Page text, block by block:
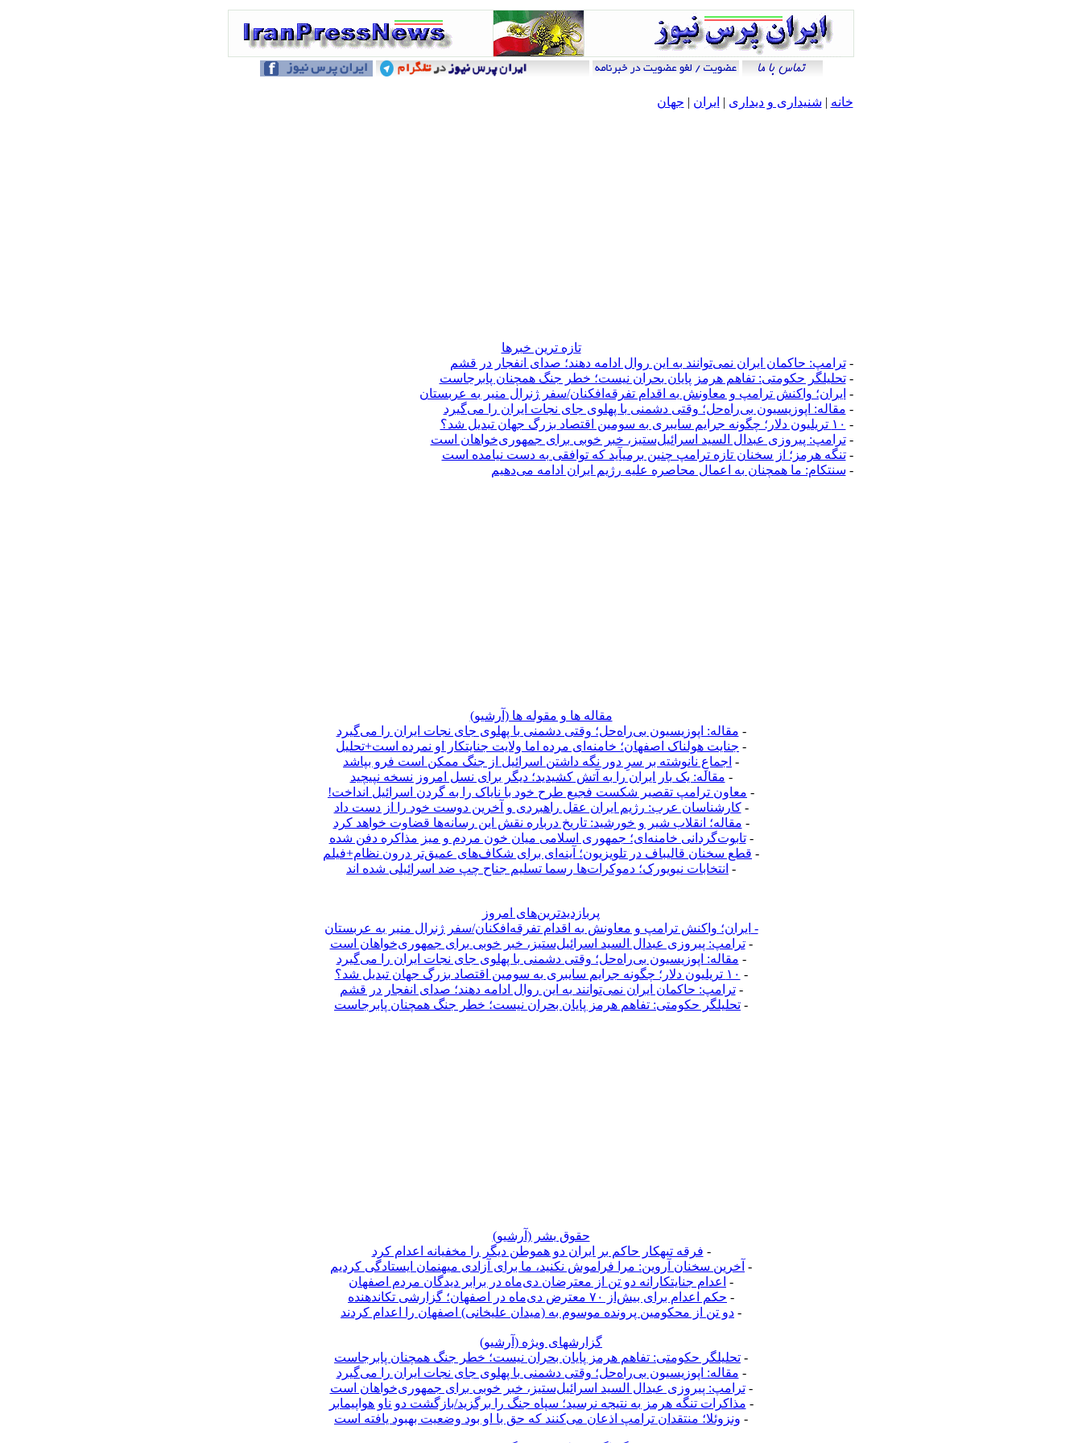
خانه | شنيداری و ديداری | ایران | جهان
تازه ترين خبرها
-ترامپ: حاکمان ایران نمی‌توانند به این روال ادامه دهند؛ صدای انفجار در قشم
-تحلیلگر حکومتی: تفاهم هرمز پایان بحران نیست؛ خطر جنگ همچنان پابرجاست
- ایران؛ واکنش ترامپ و معاونش به اقدام تفرقه‌افکنان/سفر ژنرال منیر به عربستان
- مقاله: اپوزیسیون بی‌راه‌حل؛ وقتی دشمنی با پهلوی جای نجات ایران را می‌گیرد
- ۱۰ تریلیون دلار؛ چگونه جرایم سایبری به سومین اقتصاد بزرگ جهان تبدیل شد؟
-ترامپ: پیروزی عبدال السید اسرائیل‌ستیز، خبر خوبی برای جمهوری‌خواهان است
-تنگه هرمز؛ از سخنان تازه ترامپ چنین برمیآید که توافقی به دست نیامده است
- سنتکام: ما همچنان به اعمال محاصره علیه رژیم ایران ادامه می‌دهیم
مقاله ها و مقوله ها (آرشيو)
- مقاله: اپوزیسیون بی‌راه‌حل؛ وقتی دشمنی با پهلوی جای نجات ایران را می‌گیرد
- جنایت هولناک اصفهان؛ خامنه‌ای مرده اما ولایت جنایتکار او نمرده است+تحلیل
- اجماعِ نانوشته بر سرِ دور نگه داشتن اسرائیل از جنگ ممکن است فرو بپاشد
- مقاله: یک بار ایران را به آتش کشیدید؛ دیگر برای نسل امروز نسخه نپیچید
- معاون ترامپ تقصیر شکست فجیع طرح خود با نایاک را به گردن اسرائیل انداخت!
-کارشناسان عرب: رژیم ایران عقل راهبردی و آخرین دوست خود را از دست داد
- مقاله؛ انقلاب شیر و خورشید: تاریخ درباره نقش این رسانه‌ها قضاوت خواهد کرد
-تابوت‌گردانی خامنه‌ای؛ جمهوری اسلامی میان خون مردم و میز مذاکره دفن شده
- قطع سخنان قالیباف در تلویزیون؛ آینه‌ای برای شکاف‌های عمیق‌تر درون نظام+فیلم
- انتخابات نیویورک؛ دموکرات‌ها رسما تسلیم جناح چپ ضد اسرائیلی شده اند
پربازدیدترین‌های امروز
- ایران؛ واکنش ترامپ و معاونش به اقدام تفرقه‌افکنان/سفر ژنرال منیر به عربستان
-ترامپ: پیروزی عبدال السید اسرائیل‌ستیز، خبر خوبی برای جمهوری‌خواهان است
- مقاله: اپوزیسیون بی‌راه‌حل؛ وقتی دشمنی با پهلوی جای نجات ایران را می‌گیرد
- ۱۰ تریلیون دلار؛ چگونه جرایم سایبری به سومین اقتصاد بزرگ جهان تبدیل شد؟
-ترامپ: حاکمان ایران نمی‌توانند به این روال ادامه دهند؛ صدای انفجار در قشم
- تحلیلگر حکومتی: تفاهم هرمز پایان بحران نیست؛ خطر جنگ همچنان پابرجاست
حقوق بشر (آرشيو)
- فرقه تبهکار حاکم بر ایران دو هموطن دیگر را مخفیانه اعدام کرد
- آخرین سخنان آروین: مرا فراموش نکنید، ما برای آزادی میهنمان ایستادگی کردیم
- اعدام جنایتکارانه دو تن از معترضان دی‌ماه در برابر دیدگان مردم اصفهان
- حکم اعدام برای بیش‌از ۷۰ معترض دی‌ماه در اصفهان؛ گزارشی تکاندهنده
- دو تن از محکومین پرونده موسوم به (میدان علیخانی) اصفهان را اعدام کردند
گزارشهای ویژه (آرشيو)
- تحلیلگر حکومتی: تفاهم هرمز پایان بحران نیست؛ خطر جنگ همچنان پابرجاست
- مقاله: اپوزیسیون بی‌راه‌حل؛ وقتی دشمنی با پهلوی جای نجات ایران را می‌گیرد
-ترامپ: پیروزی عبدال السید اسرائیل‌ستیز، خبر خوبی برای جمهوری‌خواهان است
- مذاکرات تنگه هرمز به نتیجه نرسید؛ سپاه جنگ را برگزید/بازگشت دو ناو هواپیمابر
- ونزوئلا؛ منتقدان ترامپ اذعان می‌کنند که حق با او بود وضعیت بهبود یافته است